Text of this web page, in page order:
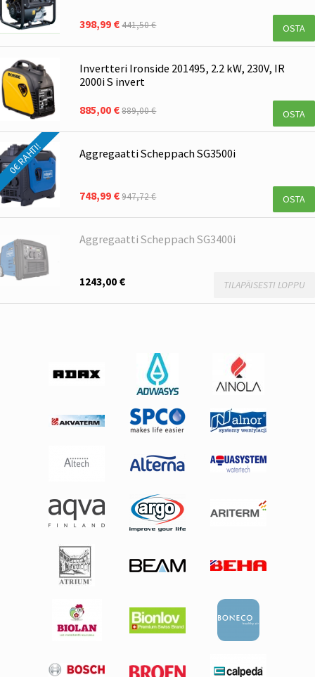
398,99 €441,50 € OSTA
Invertteri Ironside 201495, 2.2 kW, 230V, IR
2000i S invert
885,00 €889,00 € OSTA
0€ RAHTI! Aggregaatti Scheppach SG3500i
748,99 €947,72 € OSTA
Aggregaatti Scheppach SG3400i
1243,00 € TILAPÄISESTI LOPPU